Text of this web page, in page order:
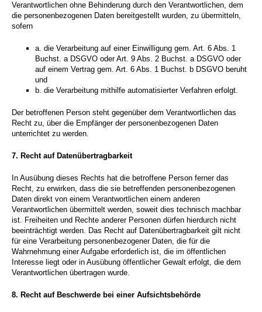
Verantwortlichen ohne Behinderung durch den Verantwortlichen, dem
die personenbezogenen Daten bereitgestellt wurden, zu übermitteln,
sofern
a. die Verarbeitung auf einer Einwilligung gem. Art. 6 Abs. 1
Buchst. a DSGVO oder Art. 9 Abs. 2 Buchst. a DSGVO oder
auf einem Vertrag gem. Art. 6 Abs. 1 Buchst. b DSGVO beruht
und
b. die Verarbeitung mithilfe automatisierter Verfahren erfolgt.
Der betroffenen Person steht gegenüber dem Verantwortlichen das
Recht zu, über die Empfänger der personenbezogenen Daten
unterrichtet zu werden.
7. Recht auf Datenübertragbarkeit
In Ausübung dieses Rechts hat die betroffene Person ferner das
Recht, zu erwirken, dass die sie betreffenden personenbezogenen
Daten direkt von einem Verantwortlichen einem anderen
Verantwortlichen übermittelt werden, soweit dies technisch machbar
ist. Freiheiten und Rechte anderer Personen dürfen hierdurch nicht
beeinträchtigt werden. Das Recht auf Datenübertragbarkeit gilt nicht
für eine Verarbeitung personenbezogener Daten, die für die
Wahrnehmung einer Aufgabe erforderlich ist, die im öffentlichen
Interesse liegt oder in Ausübung öffentlicher Gewalt erfolgt, die dem
Verantwortlichen übertragen wurde.
8. Recht auf Beschwerde bei einer Aufsichtsbehörde